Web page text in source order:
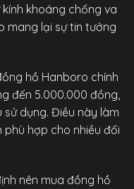
khoáng chống va
mang lại sự tin tưởng
hồ Hanboro chính
đến 5.000.000 đồng,
dụng. Điều này làm
hợp cho nhiều đối
nên mua đồng hồ